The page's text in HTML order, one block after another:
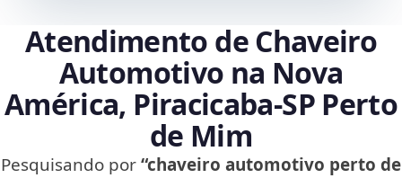
Atendimento de Chaveiro
Automotivo na Nova
América, Piracicaba‑SP Perto
de Mim
Pesquisando por“chaveiro automotivo perto de